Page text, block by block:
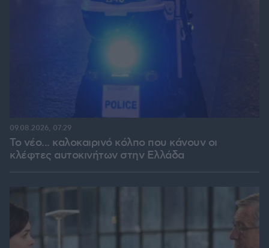
Το νέο... καλοκαιρινό κόλπο που κάνουν οι
κλέφτες αυτοκινήτων στην Ελλάδα
09.08.2026, 07:29